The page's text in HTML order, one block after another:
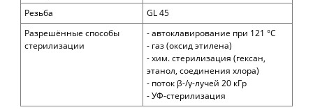
Резьба
GL 45
Разрешённые способы
стерилизации
- автоклавирование при 121 °С
- газ (оксид этилена)
- хим. стерилизация (гексан,
этанол, соединения хлора)
- поток β-/γ-лучей 20 кГр
- УФ-стерилизация